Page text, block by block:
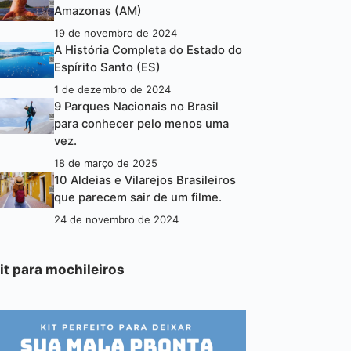
Amazonas (AM)
19 de novembro de 2024
A História Completa do Estado do
Espírito Santo (ES)
1 de dezembro de 2024
9 Parques Nacionais no Brasil
para conhecer pelo menos uma
vez.
18 de março de 2025
10 Aldeias e Vilarejos Brasileiros
que parecem sair de um filme.
24 de novembro de 2024
para mochileiros